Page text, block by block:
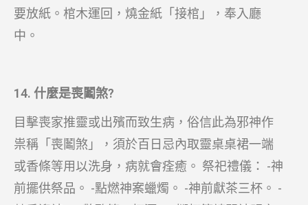
要放紙。棺木運回，燒金紙「接棺」，奉入廳
中。
14. 什麼是喪鬮煞?
目擊喪家推靈或出殯而致生病，俗信此為邪神作
祟稱「喪鬮煞」，須於百日忌內取靈桌桌裙一端
或香條等用以洗身，病就會痊癒。 祭祀禮儀： -神
前擺供祭品。 -點燃神案蠟燭。 -神前獻茶三杯。 -